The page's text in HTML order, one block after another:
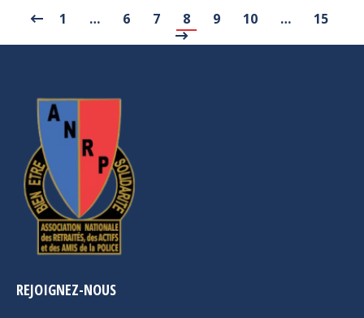
1 … 6 7 8 9 10 … 15
REJOIGNEZ-NOUS